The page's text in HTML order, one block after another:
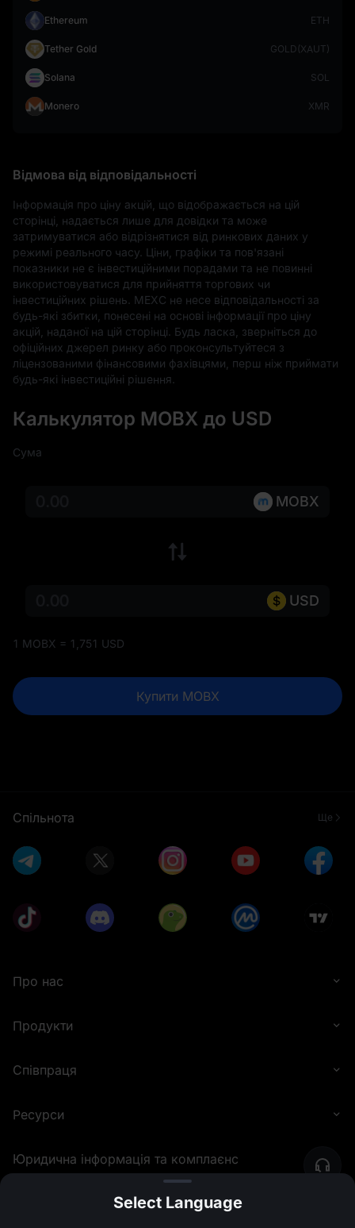
Ethereum ETH
Tether Gold GOLD(XAUT)
Solana SOL
Monero XMR
Відмова від відповідальності
Інформація про ціну акцій, що відображається на цій
сторінці, надається лише для довідки та може
затримуватися або відрізнятися від ринкових даних у
режимі реального часу. Ціни, графіки та пов'язані
показники не є інвестиційними порадами та не повинні
використовуватися для прийняття торгових чи
інвестиційних рішень. MEXC не несе відповідальності за
будь-які збитки, понесені на основі інформації про ціну
акцій, наданої на цій сторінці. Будь ласка, зверніться до
офіційних джерел ринку або проконсультуйтеся з
ліцензованими фінансовими фахівцями, перш ніж приймати
будь-які інвестиційні рішення.
Калькулятор MOBX до USD
Сума
MOBX
USD
1 MOBX = 1,751 USD
Купити MOBX
Спільнота Ще
Про нас
Продукти
Співпраця
Ресурси
Юридична інформація та комплаєнс
Select Language